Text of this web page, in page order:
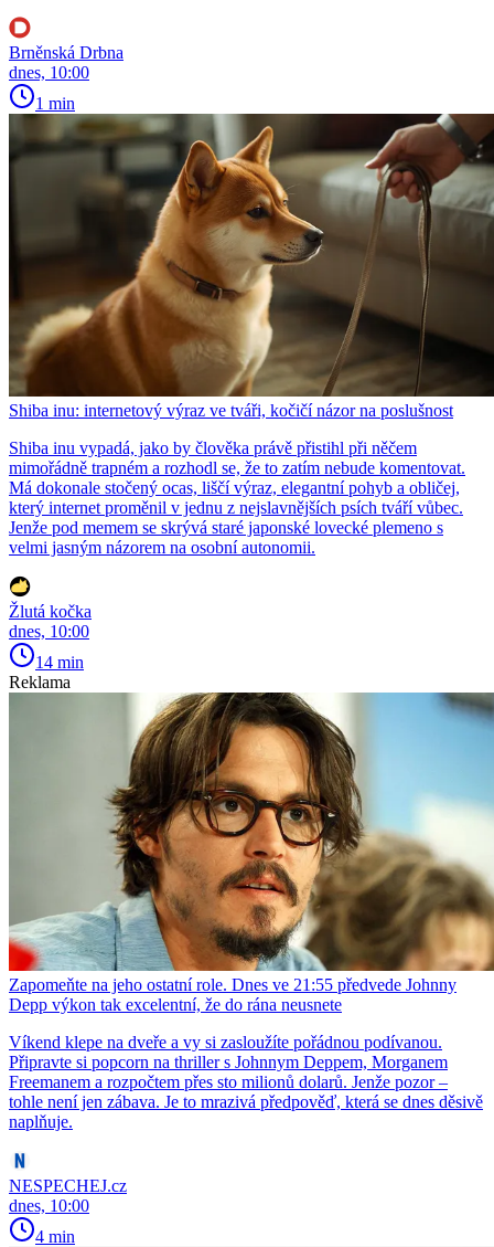
Brněnská Drbna
dnes, 10:00
1 min
Shiba inu: internetový výraz ve tváři, kočičí názor na poslušnost
Shiba inu vypadá, jako by člověka právě přistihl při něčem
mimořádně trapném a rozhodl se, že to zatím nebude komentovat.
Má dokonale stočený ocas, liščí výraz, elegantní pohyb a obličej,
který internet proměnil v jednu z nejslavnějších psích tváří vůbec.
Jenže pod memem se skrývá staré japonské lovecké plemeno s
velmi jasným názorem na osobní autonomii.
Žlutá kočka
dnes, 10:00
14 min
Reklama
Zapomeňte na jeho ostatní role. Dnes ve 21:55 předvede Johnny
Depp výkon tak excelentní, že do rána neusnete
Víkend klepe na dveře a vy si zasloužíte pořádnou podívanou.
Připravte si popcorn na thriller s Johnnym Deppem, Morganem
Freemanem a rozpočtem přes sto milionů dolarů. Jenže pozor –
tohle není jen zábava. Je to mrazivá předpověď, která se dnes děsivě
naplňuje.
NESPECHEJ.cz
dnes, 10:00
4 min